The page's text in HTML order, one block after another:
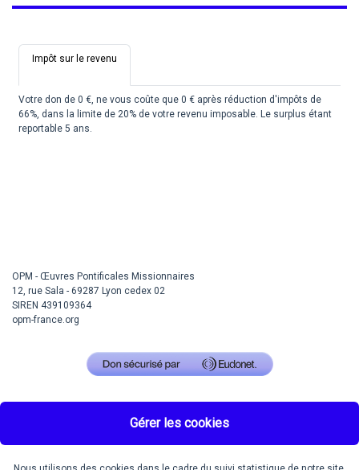
Impôt sur le revenu
Votre don de 0 € , ne vous coûte que 0 € après réduction d'impôts de
66%, dans la limite de 20% de votre revenu imposable. Le surplus étant
reportable 5 ans.
OPM - Œuvres Pontificales Missionnaires
12, rue Sala - 69287 Lyon cedex 02
SIREN 439109364
opm-france.org
Gérer les cookies